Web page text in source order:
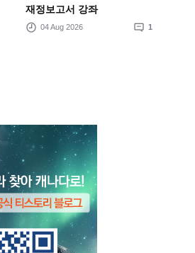
재정보고서 강좌
04 Aug 2026 1